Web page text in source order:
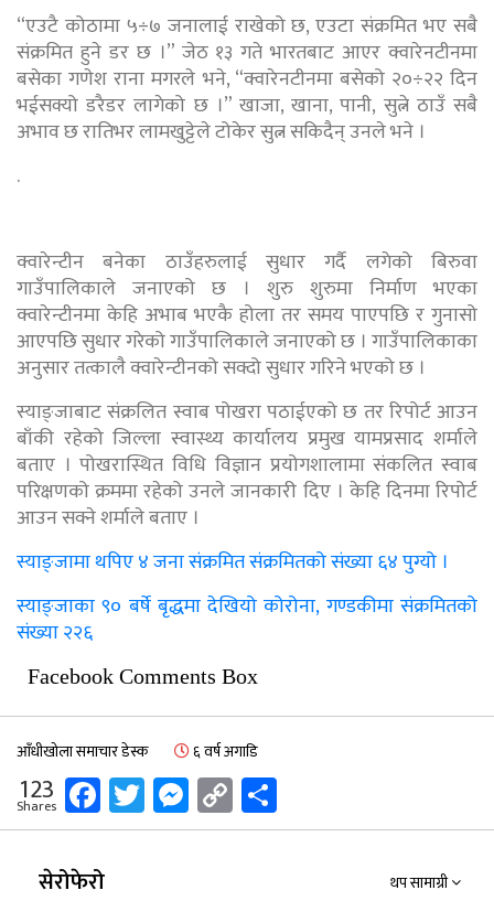
“एउटै कोठामा ५÷७ जनालाई राखेको छ, एउटा संक्रमित भए सबै
संक्रमित हुने डर छ ।” जेठ १३ गते भारतबाट आएर क्वारेनटीनमा
बसेका गणेश राना मगरले भने, “क्वारेनटीनमा बसेको २०÷२२ दिन
भईसक्यो डरैडर लागेको छ ।” खाजा, खाना, पानी, सुत्ने ठाउँ सबै
अभाव छ रातिभर लामखुट्टेले टोकेर सुत्न सकिदैन् उनले भने ।
.
क्वारेन्टीन बनेका ठाउँहरुलाई सुधार गर्दै लगेको बिरुवा
गाउँपालिकाले जनाएको छ । शुरु शुरुमा निर्माण भएका
क्वारेन्टीनमा केहि अभाब भएकै होला तर समय पाएपछि र गुनासो
आएपछि सुधार गरेको गाउँपालिकाले जनाएको छ । गाउँपालिकाका
अनुसार तत्कालै क्वारेन्टीनको सक्दो सुधार गरिने भएको छ ।
स्याङ्जाबाट संक्रलित स्वाब पोखरा पठाईएको छ तर रिपोर्ट आउन
बाँकी रहेको जिल्ला स्वास्थ्य कार्यालय प्रमुख यामप्रसाद शर्माले
बताए । पोखरास्थित विधि विज्ञान प्रयोगशालामा संकलित स्वाब
परिक्षणको क्रममा रहेको उनले जानकारी दिए । केहि दिनमा रिपोर्ट
आउन सक्ने शर्माले बताए ।
स्याङ्जामा थपिए ४ जना संक्रमित संक्रमितको संख्या ६४ पुग्यो ।
स्याङ्जाका ९० बर्षे बृद्धमा देखियो कोरोना, गण्डकीमा संक्रमितको
संख्या २२६
Facebook Comments Box
आँधीखोला समाचार डेस्क ६ वर्ष अगाडि
123
Shares Facebook
Twitter
Messenger
Copy
Link
सेरोफेरो थप सामाग्री